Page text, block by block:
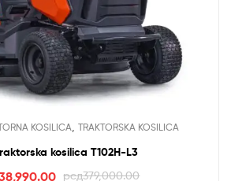
KOSILICA TRAKTORSKA KOSILICA
kosilica T102H-L3
рсд379,000.00
Оригинална
Тренутна